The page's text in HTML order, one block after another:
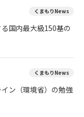
くまもりNews
国内最大級150基の
くまもりNews
ン（環境省）の勉強